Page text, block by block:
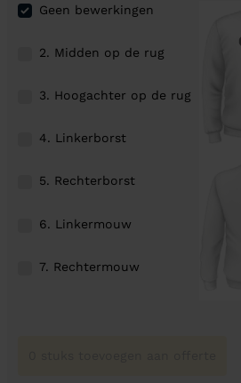
Geen bewerkingen
2. Midden op de rug
3. Hoogachter op de rug
4. Linkerborst
5. Rechterborst
6. Linkermouw
7. Rechtermouw